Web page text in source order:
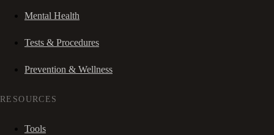
Mental Health
Tests & Procedures
Prevention & Wellness
RESOURCES
Tools